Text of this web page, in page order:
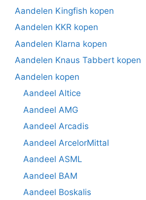
Aandelen Kingfish kopen
Aandelen KKR kopen
Aandelen Klarna kopen
Aandelen Knaus Tabbert kopen
Aandelen kopen
Aandeel Altice
Aandeel AMG
Aandeel Arcadis
Aandeel ArcelorMittal
Aandeel ASML
Aandeel BAM
Aandeel Boskalis